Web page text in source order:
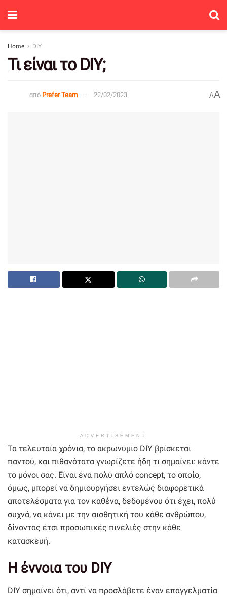
Home DIY
Τι είναι το DIY;
από Prefer Team 22/02/2023 AA
ADVERTISEMENT
Τα τελευταία χρόνια, το ακρωνύμιο DIY βρίσκεται
παντού, και πιθανότατα γνωρίζετε ήδη τι σημαίνει: κάντε
το μόνοι σας. Είναι ένα πολύ απλό concept, το οποίο,
όμως, μπορεί να δημιουργήσει εντελώς διαφορετικά
αποτελέσματα για τον καθένα, δεδομένου ότι έχει, πολύ
συχνά, να κάνει με την αισθητική του κάθε ανθρώπου,
δίνοντας έτσι προσωπικές πινελιές στην κάθε
κατασκευή.
Η έννοια του DIY
DIY σημαίνει ότι, αντί να προσλάβετε έναν επαγγελματία